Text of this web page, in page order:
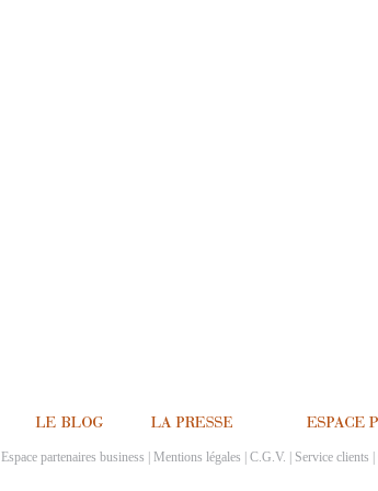
Espace partenaires business | Mentions légales | C.G.V. | Service clients |